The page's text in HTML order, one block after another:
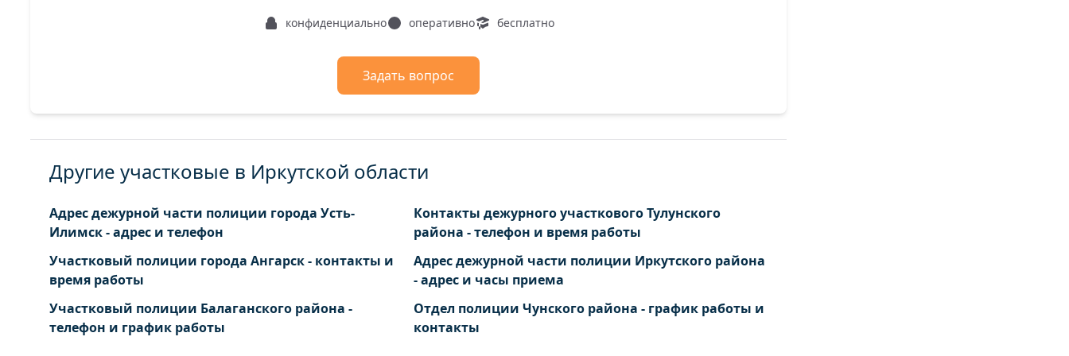
конфиденциально оперативно бесплатно
Задать вопрос
Другие участковые в Иркутской области
Адрес дежурной части полиции города Усть-
Илимск - адрес и телефон
Контакты дежурного участкового Тулунского
района - телефон и время работы
Участковый полиции города Ангарск - контакты и
время работы
Адрес дежурной части полиции Иркутского района
- адрес и часы приема
Участковый полиции Балаганского района -
телефон и график работы
Отдел полиции Чунского района - график работы и
контакты